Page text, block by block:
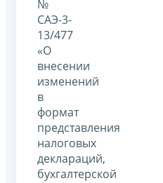
№
САЭ-3-
13/477
«О
внесении
изменений
в
формат
представления
налоговых
деклараций,
бухгалтерской